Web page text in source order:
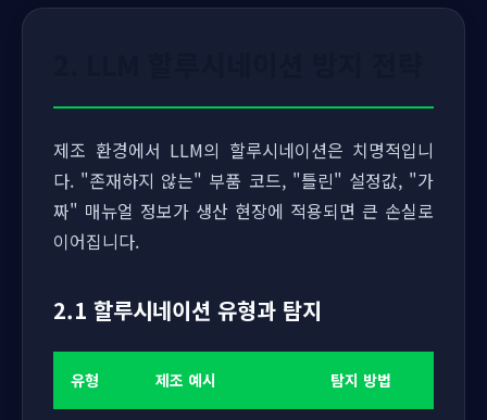
제조 환경에서 LLM의 할루시네이션은 치명적입니
다. "존재하지 않는" 부품 코드, "틀린" 설정값, "가
짜" 매뉴얼 정보가 생산 현장에 적용되면 큰 손실로
이어집니다.
2.1 할루시네이션 유형과 탐지
유형 제조 예시 탐지 방법